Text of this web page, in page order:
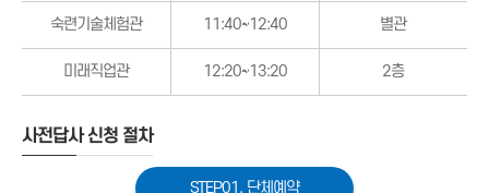
숙련기술체험관 11:40~12:40 별관
미래직업관 12:20~13:20 2층
사전답사 신청 절차
STEP01. 단체예약